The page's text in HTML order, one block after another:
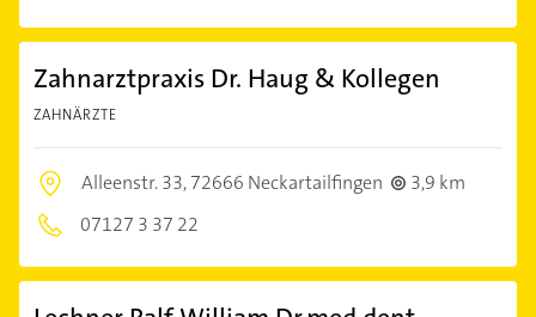
Zahnarztpraxis Dr. Haug & Kollegen
ZAHNÄRZTE
Alleenstr. 33,72666 Neckartailfingen
3,9 km
07127 3 37 22